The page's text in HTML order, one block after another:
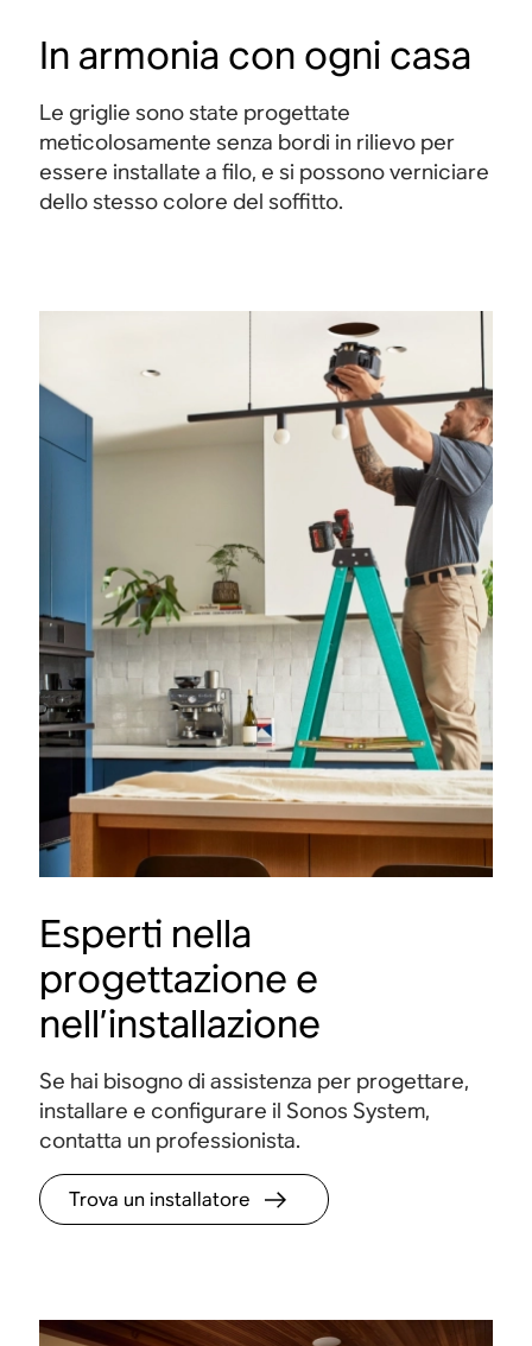
In armonia con ogni casa
Le griglie sono state progettate
meticolosamente senza bordi in rilievo per
essere installate a filo, e si possono verniciare
dello stesso colore del soffitto.
Esperti nella
progettazione e
nell’installazione
Se hai bisogno di assistenza per progettare,
installare e configurare il Sonos System,
contatta un professionista.
Trova un installatore